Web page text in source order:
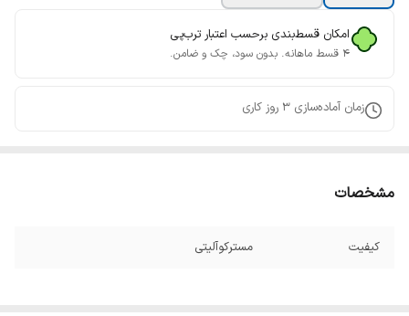
امکان قسط‌بندی برحسب اعتبار ترب‌پی
۴ قسط ماهانه. بدون سود، چک و ضامن.
زمان آماده‌سازی 3 روز کاری
مشخصات
کیفیت مسترکوآلیتی